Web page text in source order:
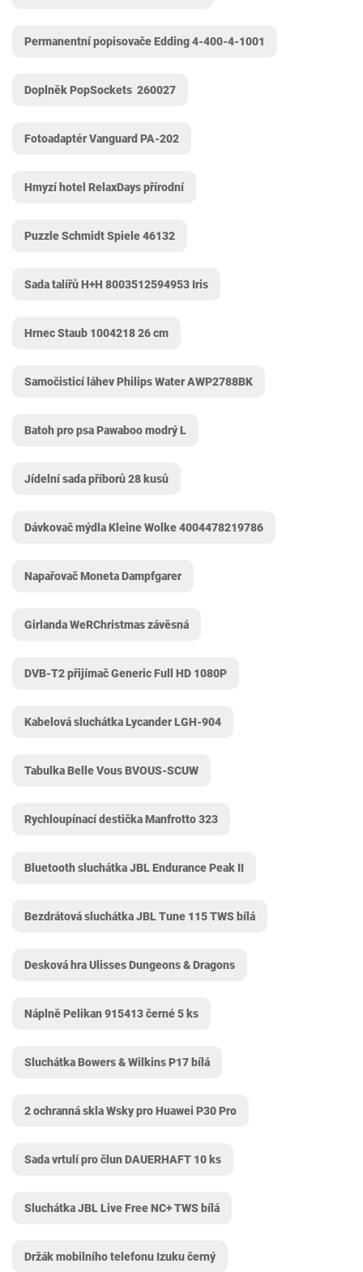
Permanentní popisovače Edding 4-400-4-1001
Doplněk PopSockets ‎ 260027
Fotoadaptér Vanguard PA-202
Hmyzí hotel RelaxDays přírodní
Puzzle Schmidt Spiele 46132
Sada talířů H+H ‎8003512594953 Iris
Hrnec Staub 1004218 26 cm
Samočisticí láhev Philips Water AWP2788BK
Batoh pro psa Pawaboo modrý L
Jídelní sada příborů 28 kusů
Dávkovač mýdla Kleine Wolke 4004478219786
Napařovač Moneta Dampfgarer
Girlanda WeRChristmas závěsná
DVB-T2 přijímač Generic Full HD 1080P
Kabelová sluchátka Lycander LGH-904
Tabulka Belle Vous BVOUS-SCUW
Rychloupínací destička Manfrotto 323
Bluetooth sluchátka JBL Endurance Peak II
Bezdrátová sluchátka JBL Tune 115 TWS bílá
Desková hra Ulisses Dungeons & Dragons
Náplně Pelikan 915413 černé 5 ks
Sluchátka Bowers & Wilkins P17 bílá
2 ochranná skla Wsky pro Huawei P30 Pro
Sada vrtulí pro člun DAUERHAFT 10 ks
Sluchátka JBL Live Free NC+ TWS bílá
Držák mobilního telefonu Izuku černý